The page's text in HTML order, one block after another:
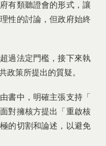
有類聽證會的形式，讓
性的討論，但政府始終
過法定門檻，接下來執
政策所提出的質疑。
書中，明確主張支持「
對擁核方提出「重啟核
的切割和論述，以避免